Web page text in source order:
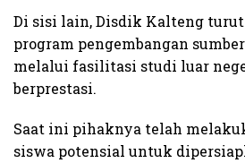
Di sisi lain, Disdik Kalteng
program pengembangan
melalui fasilitasi studi luar
berprestasi.
Saat ini pihaknya telah
siswa potensial untuk